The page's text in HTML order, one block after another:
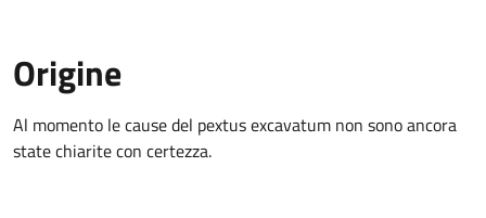
Origine
Al momento le cause del pextus excavatum non sono ancora
state chiarite con certezza.